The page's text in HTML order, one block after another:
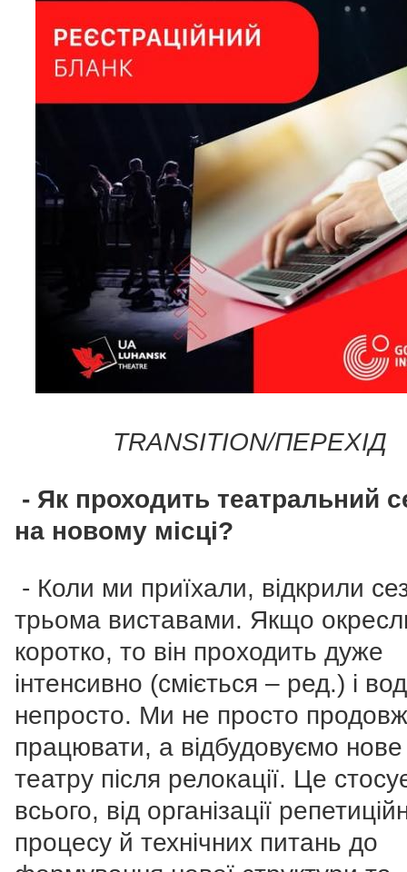
TRANSITION/ПЕРЕХІД
- Як проходить театральний
на новому місці?
- Коли ми приїхали, відкрили
трьома виставами. Якщо
коротко, то він проходить дуже
інтенсивно (сміється – ред.) і
непросто. Ми не просто
працювати, а відбудовуємо
театру після релокації. Це
всього, від організації
процесу й технічних питань до